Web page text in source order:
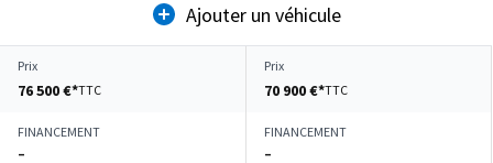
Ajouter un véhicule
Prix
76 500 €*TTC
Prix
70 900 €*TTC
FINANCEMENT
–
FINANCEMENT
–